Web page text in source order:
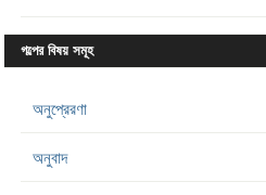
গল্পের বিষয় সমূহ
অনুপ্রেরণা
অনুবাদ